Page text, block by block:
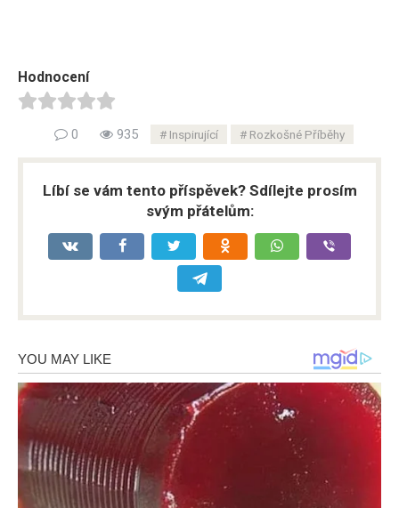
Hodnocení
0 935 Inspirující Rozkošné Příběhy
Líbí se vám tento příspěvek? Sdílejte prosím
svým přátelům: